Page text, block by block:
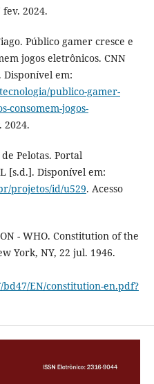
fev. 2024.
Público gamer cresce e
jogos eletrônicos. CNN
Disponível em:
publico-gamer-
consomem-jogos-
2024.
Pelotas. Portal
[s.d.]. Disponível em:
projetos/id/u529. Acesso
- WHO. Constitution of the
York, NY, 22 jul. 1946.
EN/constitution-en.pdf?